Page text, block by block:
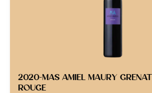
2020-MAS AMIEL MAURY
ROUGE